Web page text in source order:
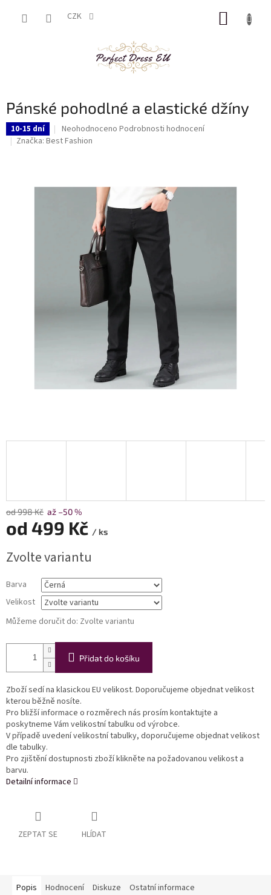
CZK
Pánské pohodlné a elastické džíny
10-15 dní
Průměrné
hodnocení
z
Neohodnoceno Podrobnosti hodnocení
Značka: Best Fashion
od 998 Kč až –50 %
od 499 Kč / ks
cena:
Zvolte variantu
Barva
Velikost
Můžeme doručit do: Zvolte variantu
Přidat do košíku
Zboží sedí na klasickou EU velikost. Doporučujeme objednat velikost
kterou běžně nosíte.
Pro bližší informace o rozměrech nás prosím kontaktujte a
poskytneme Vám velikostní tabulku od výrobce.
V případě uvedení velikostní tabulky, doporučujeme objednat velikost
dle tabulky.
Pro zjištění dostupnosti zboží klikněte na požadovanou velikost a
barvu.
Detailní informace
ZEPTAT SE HLÍDAT
Popis Hodnocení Diskuze Ostatní informace